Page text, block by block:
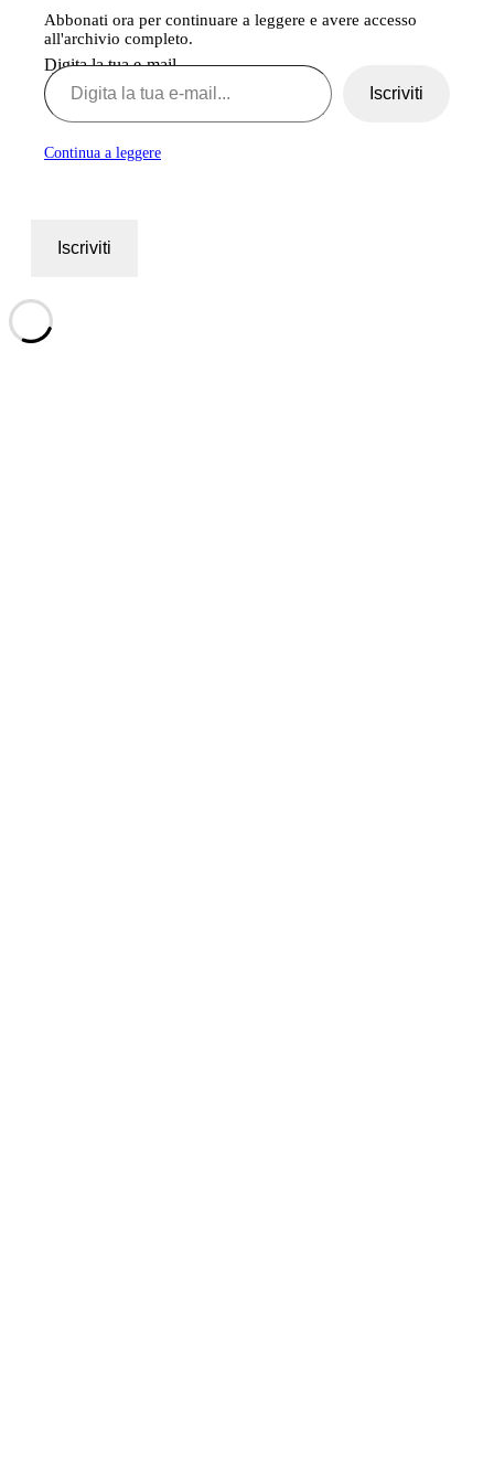
Abbonati ora per continuare a leggere e avere accesso
all'archivio completo.
Digita la tua e-mail...
Iscriviti
Continua a leggere
Iscriviti